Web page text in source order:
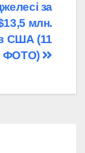
за
млн.
США (11
ФОТО)